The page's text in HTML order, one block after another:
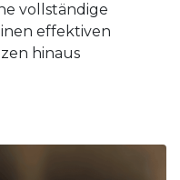
vollständige
effektiven
hinaus